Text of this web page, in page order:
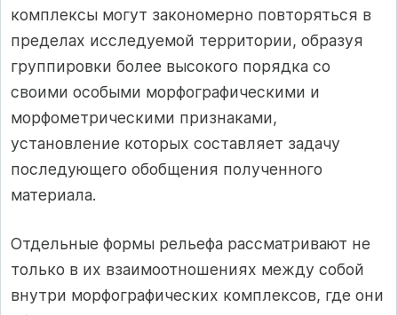
комплексы могут закономерно повторяться в
пределах исследуемой территории, образуя
группировки более высокого порядка со
своими особыми морфографическими и
морфометрическими признаками,
установление которых составляет задачу
последующего обобщения полученного
материала.
Отдельные формы рельефа рассматривают не
только в их взаимоотношениях между собой
внутри морфографических комплексов, где они